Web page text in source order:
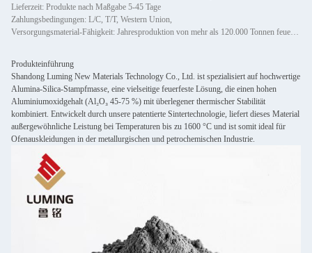
Lieferzeit: Produkte nach Maßgabe 5-45 Tage
Zahlungsbedingungen: L/C, T/T, Western Union,
Versorgungsmaterial-Fähigkeit: Jahresproduktion von mehr als 120.000 Tonnen feuerfester Materialien aller Arten, einschließlich Gie
Produkteinführung
Shandong Luming New Materials Technology Co., Ltd. ist spezialisiert auf hochwertige
Alumina-Silica-Stampfmasse, eine vielseitige feuerfeste Lösung, die einen hohen
Aluminiumoxidgehalt (Al₂O₃ 45-75 %) mit überlegener thermischer Stabilität
kombiniert. Entwickelt durch unsere patentierte Sintertechnologie, liefert dieses Material
außergewöhnliche Leistung bei Temperaturen bis zu 1600 °C und ist somit ideal für
Ofenauskleidungen in der metallurgischen und petrochemischen Industrie.